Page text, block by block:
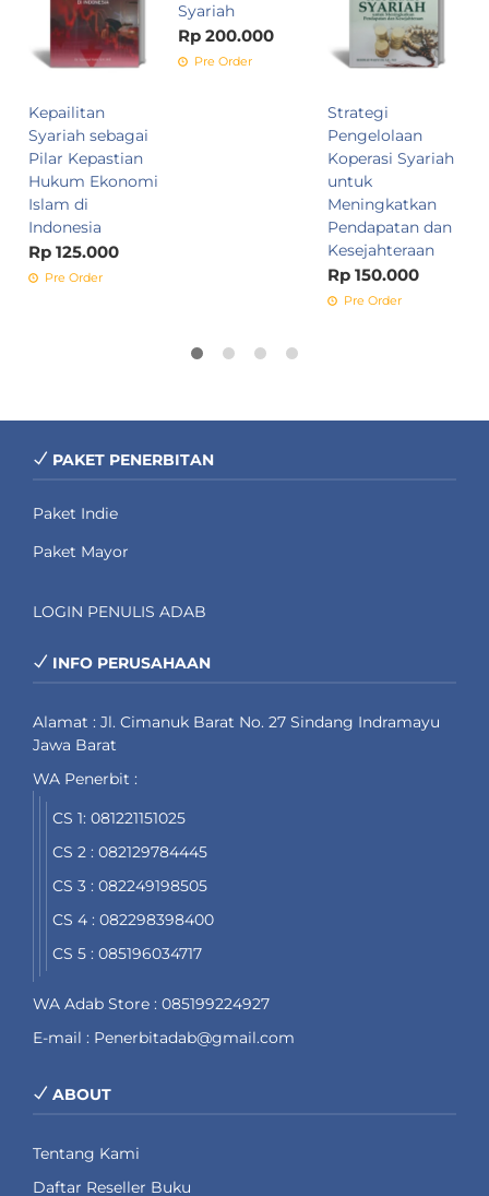
Kepailitan
Syariah sebagai
Pilar Kepastian
Hukum Ekonomi
Islam di
Indonesia
Rp 125.000
Pre Order
Syariah
Rp 200.000
Pre Order
Strategi
Pengelolaan
Koperasi Syariah
untuk
Meningkatkan
Pendapatan dan
Kesejahteraan
Rp 150.000
Pre Order
PAKET PENERBITAN
Paket Indie
Paket Mayor
LOGIN PENULIS ADAB
INFO PERUSAHAAN
Alamat : Jl. Cimanuk Barat No. 27 Sindang Indramayu
Jawa Barat
WA Penerbit :
CS 1: 081221151025
CS 2 : 082129784445
CS 3 : 082249198505
CS 4 : 082298398400
CS 5 : 085196034717
WA Adab Store : 085199224927
E-mail : Penerbitadab@gmail.com
ABOUT
Tentang Kami
Daftar Reseller Buku